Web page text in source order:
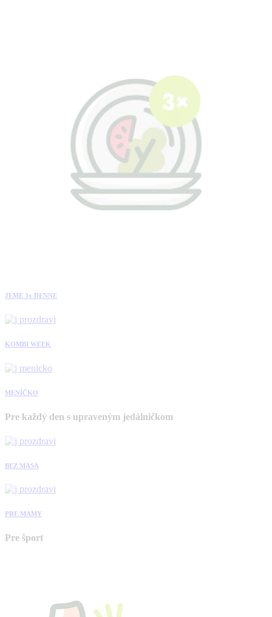
JEME 3x DENNE
KOMBI WEEK
MENÍČKO
Pre každý den s upraveným jedálničkom
BEZ MÄSA
PRE MAMY
Pre šport